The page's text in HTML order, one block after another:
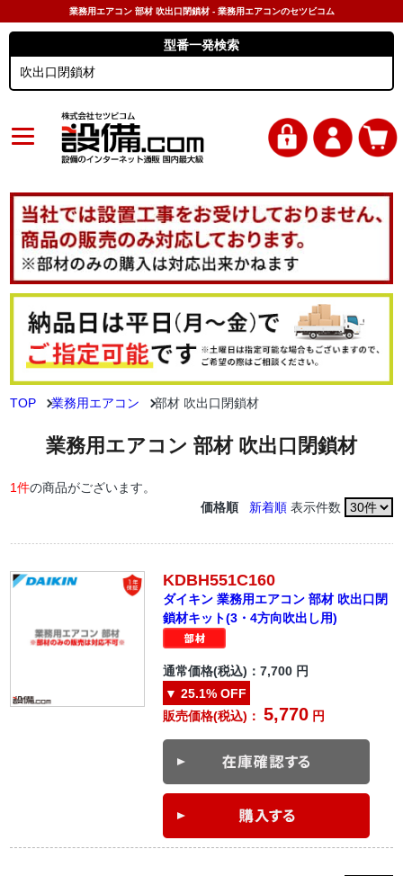
業務用エアコン 部材 吹出口閉鎖材 - 業務用エアコンのセツビコム
型番一発検索
TOP 業務用エアコン 部材 吹出口閉鎖材
業務用エアコン 部材 吹出口閉鎖材
1件の商品がございます。
価格順
新着順表示件数
KDBH551C160
ダイキン 業務用エアコン 部材 吹出口閉
鎖材キット(3・4方向吹出し用)
通常価格(税込)：7,700 円
▼ 25.1% OFF
販売価格(税込)：5,770 円